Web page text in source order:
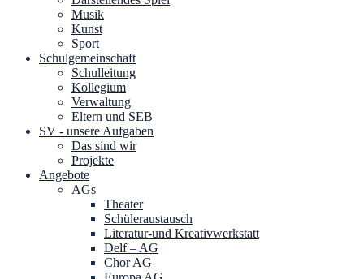
Musik
Kunst
Sport
Schulgemeinschaft
Schulleitung
Kollegium
Verwaltung
Eltern und SEB
SV - unsere Aufgaben
Das sind wir
Projekte
Angebote
AGs
Theater
Schüleraustausch
Literatur-und Kreativwerkstatt
Delf – AG
Chor AG